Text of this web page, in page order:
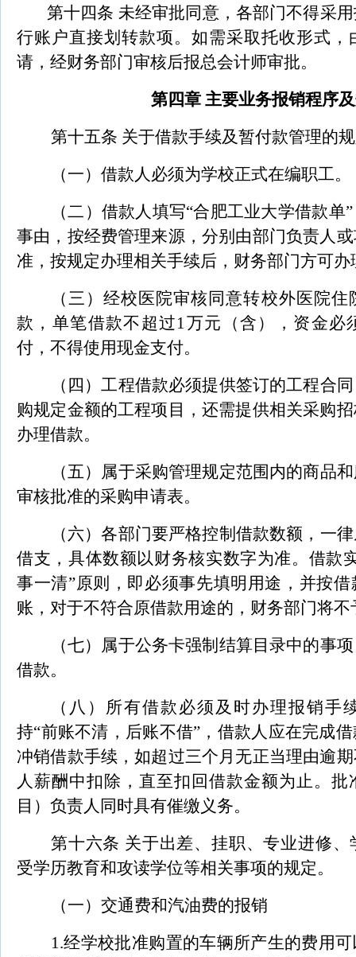
第十四条 未经审批同意，各部门不得采
行账户直接划转款项。如需采取托收形式，
请，经财务部门审核后报总会计师审批。
第四章 主要业务报销程序
第十五条 关于借款手续及暂付款管理的
（一）借款人必须为学校正式在编职工。
（二）借款人填写“合肥工业大学借款单
事由，按经费管理来源，分别由部门负责人
准，按规定办理相关手续后，财务部门方可
（三）经校医院审核同意转校外医院
款，单笔借款不超过1万元（含），资金必
付，不得使用现金支付。
（四）工程借款必须提供签订的工程合
购规定金额的工程项目，还需提供相关采购
办理借款。
（五）属于采购管理规定范围内的商品
审核批准的采购申请表。
（六）各部门要严格控制借款数额，一
借支，具体数额以财务核实数字为准。借款
事一清”原则，即必须事先填明用途，并按
账，对于不符合原借款用途的，财务部门将不
（七）属于公务卡强制结算目录中的事
借款。
（八）所有借款必须及时办理报销手
持“前账不清，后账不借”，借款人应在完成
冲销借款手续，如超过三个月无正当理由逾
人薪酬中扣除，直至扣回借款金额为止。批
目）负责人同时具有催缴义务。
第十六条 关于出差、挂职、专业进修
受学历教育和攻读学位等相关事项的规定。
（一）交通费和汽油费的报销
1.经学校批准购置的车辆所产生的费用